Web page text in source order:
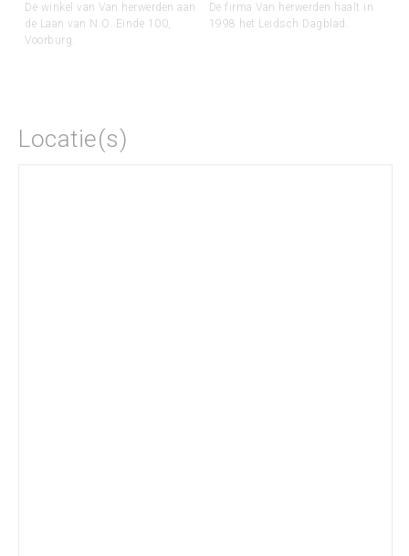
De winkel van Van herwerden aan
de Laan van N.O. Einde 100,
Voorburg.
De firma Van herwerden haalt in
1998 het Leidsch Dagblad.
Locatie(s)